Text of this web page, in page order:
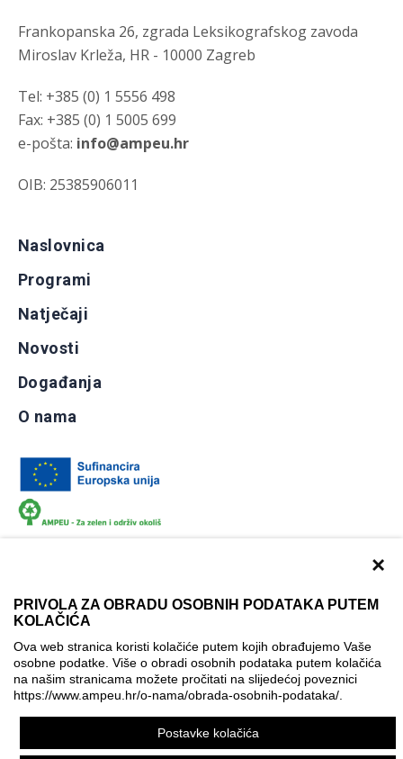
×
PRIVOLA ZA OBRADU OSOBNIH PODATAKA PUTEM
KOLAČIĆA
Ova web stranica koristi kolačiće putem kojih obrađujemo Vaše
osobne podatke. Više o obradi osobnih podataka putem kolačića
na našim stranicama možete pročitati na slijedećoj poveznici
https://www.ampeu.hr/o-nama/obrada-osobnih-podataka/
Postavke kolačića
Frankopanska 26, zgrada Leksikografskog zavoda
Miroslav Krleža, HR - 10000 Zagreb
Tel: +385 (0) 1 5556 498
Fax: +385 (0) 1 5005 699
e-pošta: info@ampeu.hr
OIB: 25385906011
Naslovnica
Programi
Natječaji
Novosti
Događanja
O nama
Izjava o pristupačnosti
Politika korištenja kolačića
Postavke kolačića
Ova mrežna stranica je ostvarena uz financijsku potporu